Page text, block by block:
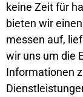
keine Zeit für
bieten wir
messen auf,
wir uns um die
Informationen